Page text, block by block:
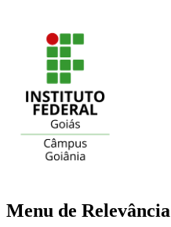
Menu de Relevância